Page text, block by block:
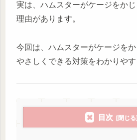
実は、ハムスターがケージをか
理由があります。
今回は、ハムスターがケージをか
やさしくできる対策をわかりや
目次